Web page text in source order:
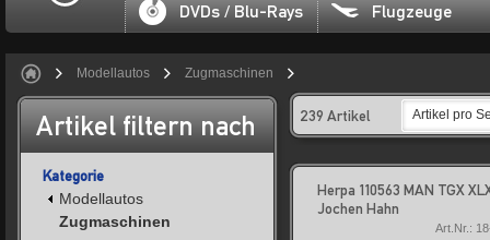
DVDs / Blu-Rays Flugzeuge
Modellautos Zugmaschinen
Artikel filtern nach
Kategorie
Modellautos
Zugmaschinen
239 Artikel Artikel pro
Herpa 110563 MAN TGX
Jochen Hahn
Art.Nr.: